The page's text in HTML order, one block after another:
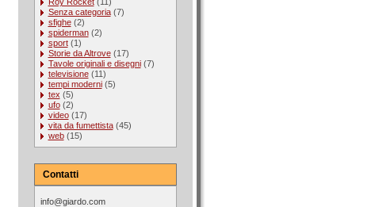
Senza categoria(7)
sfighe(2)
spiderman(2)
sport(1)
Storie da Altrove(17)
Tavole originali e disegni(7)
televisione(11)
tempi moderni(5)
tex (5)
ufo(2)
video(17)
vita da fumettista(45)
web(15)
Contatti
info@giardo.com